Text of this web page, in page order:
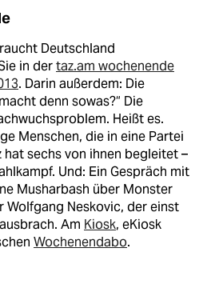
Deutschland
in dertaz.am wochenende
. Darin außerdem: Die
denn sowas?“ Die
Heißt es.
Menschen, die in eine Partei
sechs von ihnen begleitet –
Und: Ein Gespräch mit
Musharbash über Monster
Wolfgang Neskovic, der einst
Am Kiosk, eKiosk
Wochenendabo.